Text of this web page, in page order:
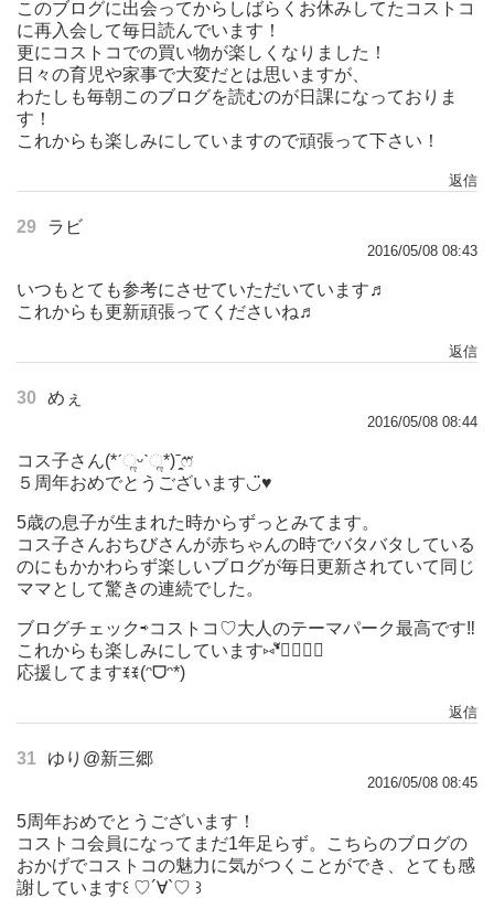
このブログに出会ってからしばらくお休みしてたコストコ
に再入会して毎日読んでいます！
更にコストコでの買い物が楽しくなりました！
日々の育児や家事で大変だとは思いますが、
わたしも毎朝このブログを読むのが日課になっておりま
す！
これからも楽しみにしていますので頑張って下さい！
返信
29 ラビ
2016/05/08 08:43
いつもとても参考にさせていただいています♬
これからも更新頑張ってくださいね♬
返信
30 めぇ
2016/05/08 08:44
コス子さん(*ˊૢᵕˋૢ*)ˉ̞̭ෆ⃛
５周年おめでとうございます◡̈♥︎
5歳の息子が生まれた時からずっとみてます。
コス子さんおちびさんが赤ちゃんの時でバタバタしている
のにもかかわらず楽しいブログが毎日更新されていて同じ
ママとして驚きの連続でした。
ブログチェック⇨コストコ♡大人のテーマパーク最高です‼︎
これからも楽しみにしています⑅❛ั◡❛ั⑅
応援してますꉂꉂ(ᵔᗜᵔ*)
返信
31 ゆり@新三郷
2016/05/08 08:45
5周年おめでとうございます！
コストコ会員になってまだ1年足らず。こちらのブログの
おかげでコストコの魅力に気がつくことができ、とても感
謝しています꒰ ♡´∀`♡ ꒱